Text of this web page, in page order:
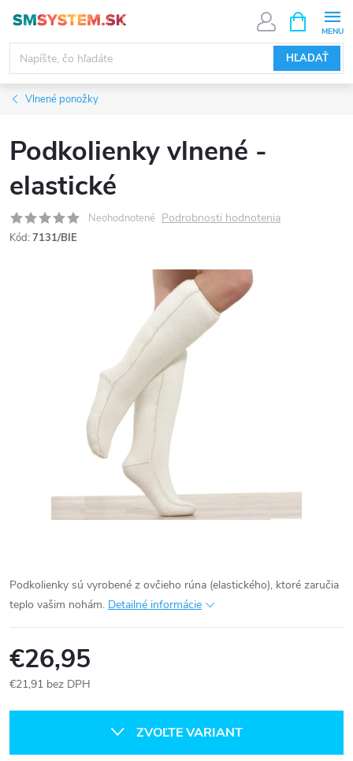
obsah
HĽADAŤ
KOŠÍK
Vlnené ponožky
Podkolienky vlnené -
elastické
Neohodnotené Podrobnosti hodnotenia
Kód: 7131/BIE
Podkolienky sú vyrobené z ovčieho rúna (elastického), ktoré zaručia
teplo vašim nohám. Detailné informácie
€26,95
€21,91 bez DPH
ZVOĽTE VARIANT